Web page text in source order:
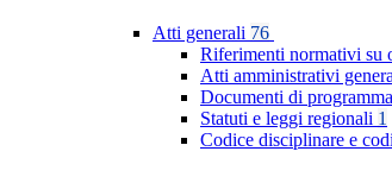
Atti generali 76
Riferimenti normativi su
Atti amministrativi
Documenti di
Statuti e leggi regionali 1
Codice disciplinare e